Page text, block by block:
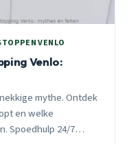
VENLO
Venlo:
mythe. Ontdek
en welke
Spoedhulp 24/7